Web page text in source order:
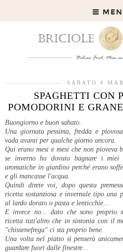
SABATO 4
SPAGHETTI CON
POMODORINI E
Buongiorno e buon sabato.
Una giornata pessima, fredda e
vada avanti per qualche giorno ancora.
Qui erano mesi e mesi che non
se inverno ho dovuto bagnare i miei
aromatiche in giardino perché erano
e gli mancasse l'acqua.
Quindi direte voi, dopo questa
ricetta sostanziosa e invernale tipo
al lardo dorato o pasta e lenticchie...
E invece no... dato che sono proprio
ricetta tutt'altro che in sintonia con il
"chissenefrega" ci sta proprio bene.
Una volta nel piatto si penserà
guardare fuori dalle finestre...